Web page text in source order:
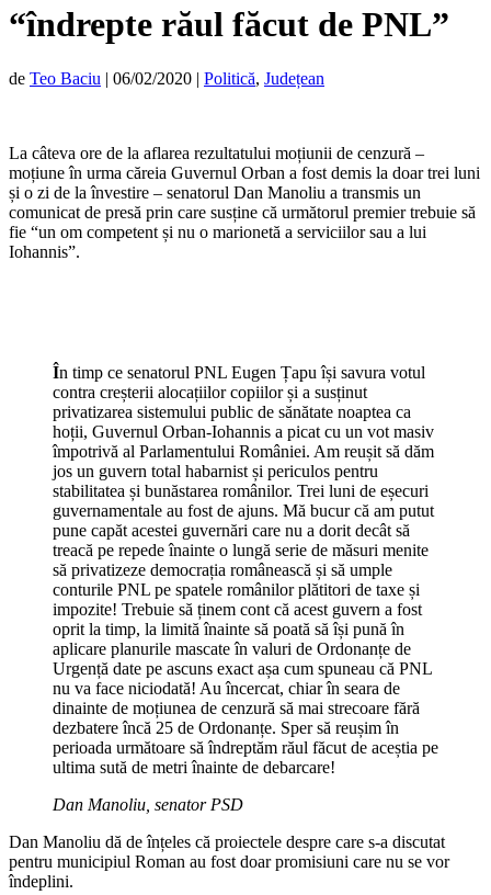
“îndrepte răul făcut de PNL”
de Teo Baciu | 06/02/2020 | Politică, Județean
La câteva ore de la aflarea rezultatului moțiunii de cenzură –
moțiune în urma căreia Guvernul Orban a fost demis la doar trei luni
și o zi de la învestire – senatorul Dan Manoliu a transmis un
comunicat de presă prin care susține că următorul premier trebuie să
fie “un om competent și nu o marionetă a serviciilor sau a lui
Iohannis”.
În timp ce senatorul PNL Eugen Țapu își savura votul
contra creșterii alocațiilor copiilor și a susținut
privatizarea sistemului public de sănătate noaptea ca
hoții, Guvernul Orban-Iohannis a picat cu un vot masiv
împotrivă al Parlamentului României. Am reușit să dăm
jos un guvern total habarnist și periculos pentru
stabilitatea și bunăstarea românilor. Trei luni de eșecuri
guvernamentale au fost de ajuns. Mă bucur că am putut
pune capăt acestei guvernări care nu a dorit decât să
treacă pe repede înainte o lungă serie de măsuri menite
să privatizeze democrația românească și să umple
conturile PNL pe spatele românilor plătitori de taxe și
impozite! Trebuie să ținem cont că acest guvern a fost
oprit la timp, la limită înainte să poată să își pună în
aplicare planurile mascate în valuri de Ordonanțe de
Urgență date pe ascuns exact așa cum spuneau că PNL
nu va face niciodată! Au încercat, chiar în seara de
dinainte de moțiunea de cenzură să mai strecoare fără
dezbatere încă 25 de Ordonanțe. Sper să reușim în
perioada următoare să îndreptăm răul făcut de aceștia pe
ultima sută de metri înainte de debarcare!
Dan Manoliu, senator PSD
Dan Manoliu dă de înțeles că proiectele despre care s-a discutat
pentru municipiul Roman au fost doar promisiuni care nu se vor
îndeplini.